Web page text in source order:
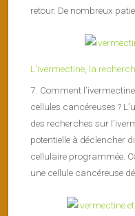
retour. De nombreux
L’ivermectine, la
7. Comment
cellules cancéreuses ?
des recherches sur
potentielle à déclencher
cellulaire programmée.
une cellule cancéreuse